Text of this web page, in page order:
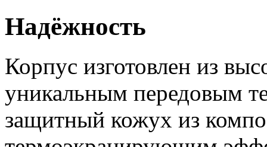
Надёжность
Корпус изготовлен из
уникальным передовым
защитный кожух из